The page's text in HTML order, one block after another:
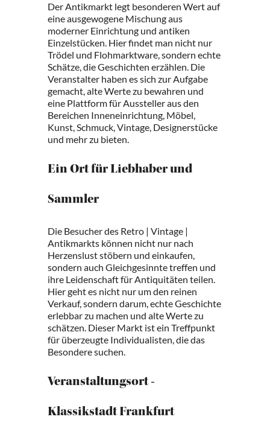
Der Antikmarkt legt besonderen Wert auf
eine ausgewogene Mischung aus
moderner Einrichtung und antiken
Einzelstücken. Hier findet man nicht nur
Trödel und Flohmarktware, sondern echte
Schätze, die Geschichten erzählen. Die
Veranstalter haben es sich zur Aufgabe
gemacht, alte Werte zu bewahren und
eine Plattform für Aussteller aus den
Bereichen Inneneinrichtung, Möbel,
Kunst, Schmuck, Vintage, Designerstücke
und mehr zu bieten.
Ein Ort für Liebhaber und
Sammler
Die Besucher des Retro | Vintage |
Antikmarkts können nicht nur nach
Herzenslust stöbern und einkaufen,
sondern auch Gleichgesinnte treffen und
ihre Leidenschaft für Antiquitäten teilen.
Hier geht es nicht nur um den reinen
Verkauf, sondern darum, echte Geschichte
erlebbar zu machen und alte Werte zu
schätzen. Dieser Markt ist ein Treffpunkt
für überzeugte Individualisten, die das
Besondere suchen.
Veranstaltungsort -
Klassikstadt Frankfurt